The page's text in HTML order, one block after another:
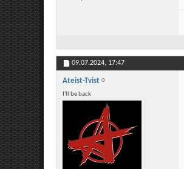
09.07.2024, 17:47
Ateist-Tvist
I'll be back